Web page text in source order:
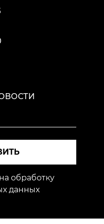
обработку
данных